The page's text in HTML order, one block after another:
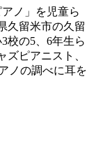
ノ」を児童ら
久留米市の久留
校の5、6年生ら
ズピアニスト、
ノの調べに耳を